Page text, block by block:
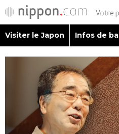
Visiter le Japon
Infos de base
Visiter le Japon Infos de